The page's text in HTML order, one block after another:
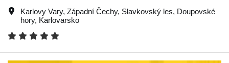
Karlovy Vary, Západní Čechy, Slavkovský les, Doupovské
hory, Karlovarsko